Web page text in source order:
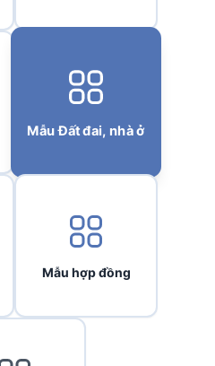
Mẫu Đất đai, nhà ở
Mẫu hợp đồng